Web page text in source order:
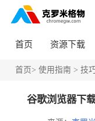
首页 资源下载
首页> 使用指南 > 技
谷歌浏览器下